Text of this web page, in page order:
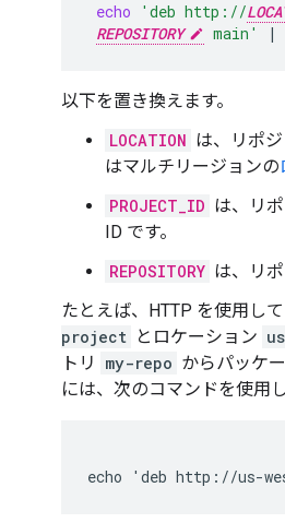
echo 'deb http://
REPOSITORY
main' |
以下を置き換えます。
LOCATION は、リポ
はマルチリージョンの
PROJECT_ID は、リ
ID です。
REPOSITORY は、リ
たとえば、HTTP を使用し
project とロケーション
トリ
my-repo からパッケ
には、次のコマンドを使用し